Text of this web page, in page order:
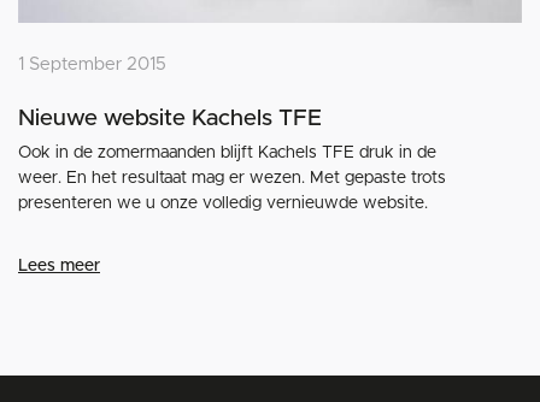
1 September 2015
Nieuwe website Kachels TFE
Ook in de zomermaanden blijft Kachels TFE druk in de
weer. En het resultaat mag er wezen. Met gepaste trots
presenteren we u onze volledig vernieuwde website.
Lees meer